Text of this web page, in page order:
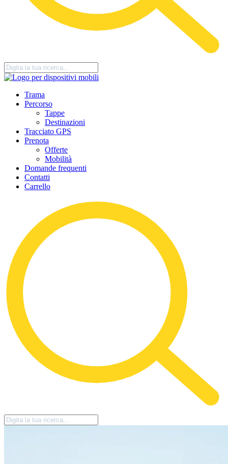
Trama
Percorso
Tappe
Destinazioni
Tracciato GPS
Prenota
Offerte
Mobilità
Domande frequenti
Contatti
Carrello